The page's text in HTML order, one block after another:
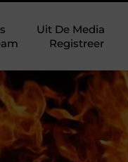
Uit De Media
Registreer